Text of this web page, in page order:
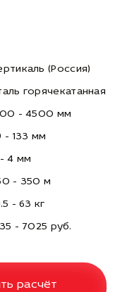
(Россия)
горячекатанная
- 4500 мм
- 133 мм
4 мм
- 350 м
- 63 кг
- 7025 руб.
расчёт